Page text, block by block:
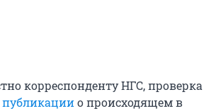
корреспонденту НГС, проверка
публикациио происходящем в